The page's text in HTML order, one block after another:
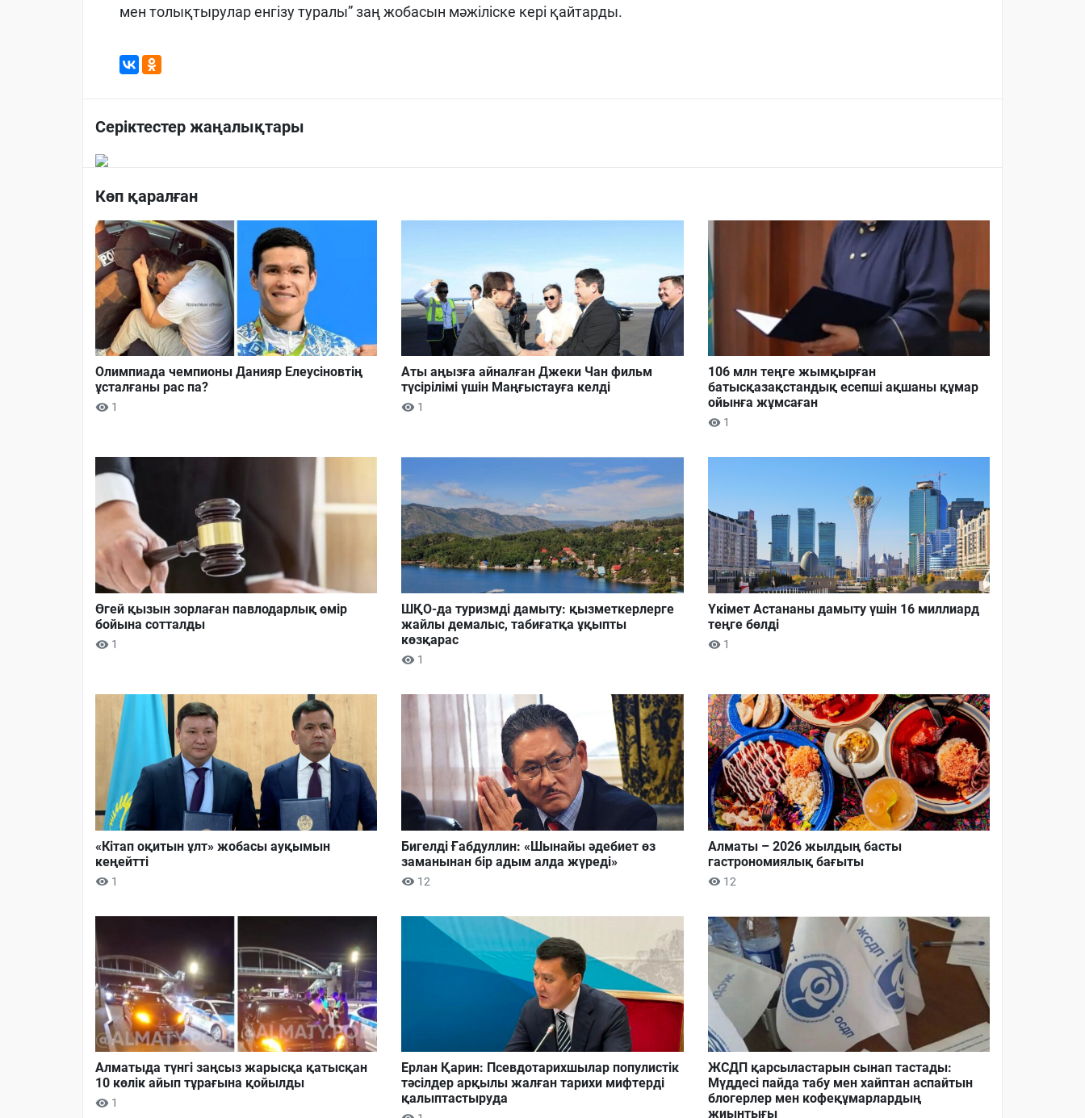
мен толықтырулар енгізу туралы” заң жобасын мәжіліске кері қайтарды.
Серіктестер жаңалықтары
Көп қаралған
Олимпиада чемпионы Данияр Елеусіновтің
ұсталғаны рас па?
1
Аты аңызға айналған Джеки Чан фильм
түсірілімі үшін Маңғыстауға келді
1
106 млн теңге жымқырған
батысқазақстандық есепші ақшаны құмар
ойынға жұмсаған
1
Өгей қызын зорлаған павлодарлық өмір
бойына сотталды
1
ШҚО-да туризмді дамыту: қызметкерлерге
жайлы демалыс, табиғатқа ұқыпты
көзқарас
1
Үкімет Астананы дамыту үшін 16 миллиард
теңге бөлді
1
«Кітап оқитын ұлт» жобасы ауқымын
кеңейтті
1
Бигелді Ғабдуллин: «Шынайы әдебиет өз
заманынан бір адым алда жүреді»
12
Алматы – 2026 жылдың басты
гастрономиялық бағыты
12
Алматыда түнгі заңсыз жарысқа қатысқан
10 көлік айып тұрағына қойылды
1
Ерлан Қарин: Псевдотарихшылар популистік
тәсілдер арқылы жалған тарихи мифтерді
қалыптастыруда
ЖСДП қарсыластарын сынап тастады:
Мүддесі пайда табу мен хайптан аспайтын
блогерлер мен кофеқұмарлардың
жиынтығы